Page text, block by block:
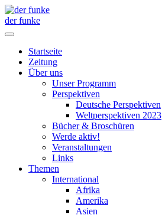
der funke
Startseite
Zeitung
Über uns
Unser Programm
Perspektiven
Deutsche Perspektiven
Weltperspektiven 2023
Bücher & Broschüren
Werde aktiv!
Veranstaltungen
Links
Themen
International
Afrika
Amerika
Asien